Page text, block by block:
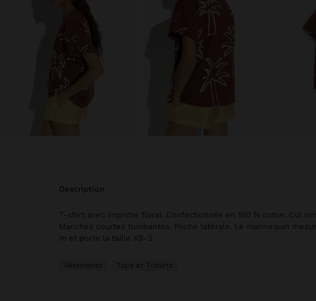
description
T-shirt avec imprimé floral. Confectionnée en 100 % coton. Col
Manches courtes tombantes. Poche latérale. Le mannequin
m et porte la taille XS-S.
Vêtements Tops et T-shirts